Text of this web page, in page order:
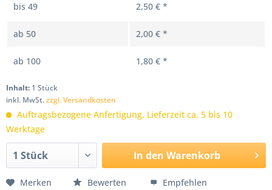
bis 49 2,50 € *
ab 50 2,00 € *
ab 100 1,80 € *
Inhalt: 1 Stück
inkl. MwSt.zzgl. Versandkosten
Auftragsbezogene Anfertigung, Lieferzeit ca. 5 bis 10
Werktage
In den Warenkorb
Merken Bewerten Empfehlen